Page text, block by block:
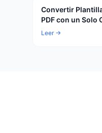
Convertir
PDF con un Solo
Leer →